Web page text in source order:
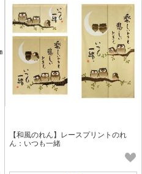
【和風のれん】レースプリントのれ
ん：いつも一緒